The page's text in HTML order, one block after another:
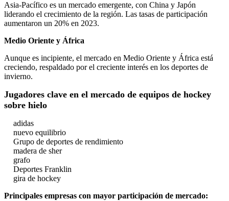
Asia-Pacífico es un mercado emergente, con China y Japón
liderando el crecimiento de la región. Las tasas de participación
aumentaron un 20% en 2023.
Medio Oriente y África
Aunque es incipiente, el mercado en Medio Oriente y África está
creciendo, respaldado por el creciente interés en los deportes de
invierno.
Jugadores clave en el mercado de equipos de hockey
sobre hielo
adidas
nuevo equilibrio
Grupo de deportes de rendimiento
madera de sher
grafo
Deportes Franklin
gira de hockey
Principales empresas con mayor participación de mercado: